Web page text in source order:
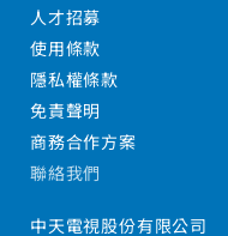
人才招募
使用條款
隱私權條款
免責聲明
商務合作方案
聯絡我們
中天電視股份有限公司